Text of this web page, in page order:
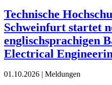
Technische
Schweinfurt startet
englischsprachigen
Electrical
01.10.2026 | Meldungen